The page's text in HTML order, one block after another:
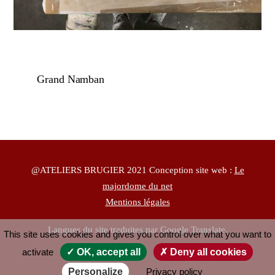
Grand Namban
@ATELIERS BRUGIER 2021 Conception site web : Le
majordome du net
Mentions légales
Langues du site traduites par Google Translate.
This site uses cookies and gives you control over what you want to
activate
✓ OK, accept all
✗ Deny all cookies
Personalize
Privacy policy